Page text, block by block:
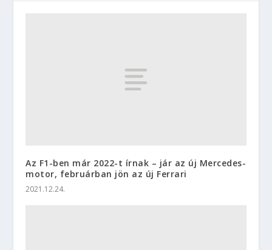
Az F1-ben már 2022-t írnak – jár az új Mercedes-
motor, februárban jön az új Ferrari
2021.12.24.